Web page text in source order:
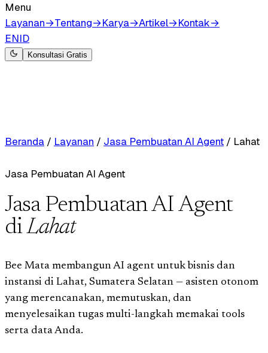
Menu
Layanan→Tentang→Karya→Artikel→Kontak→
ENID
Konsultasi Gratis
Beranda / Layanan / Jasa Pembuatan AI Agent / Lahat
Jasa Pembuatan AI Agent
Jasa Pembuatan AI Agent
diLahat
Bee Mata membangun AI agent untuk bisnis dan
instansi di Lahat, Sumatera Selatan — asisten otonom
yang merencanakan, memutuskan, dan
menyelesaikan tugas multi-langkah memakai tools
serta data Anda.